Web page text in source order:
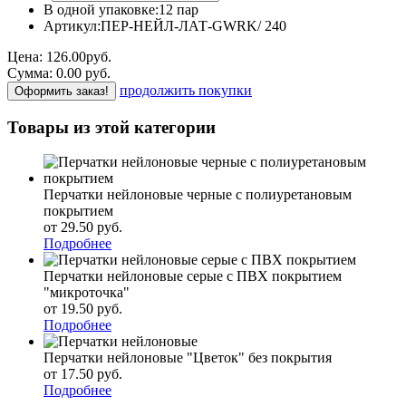
В одной упаковке:12 пар
Артикул:ПЕР-НЕЙЛ-ЛАТ-GWRK/ 240
Цена: 126.00руб.
Сумма: 0.00 руб.
Оформить заказ! продолжить покупки
Товары из этой категории
Перчатки нейлоновые черные с полиуретановым
покрытием
от 29.50 руб.
Подробнее
Перчатки нейлоновые серые с ПВХ покрытием
"микроточка"
от 19.50 руб.
Подробнее
Перчатки нейлоновые "Цветок" без покрытия
от 17.50 руб.
Подробнее